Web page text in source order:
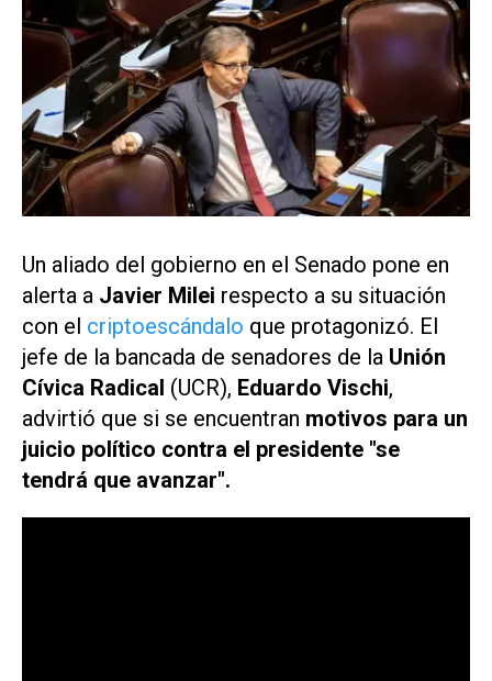
Un aliado del gobierno en el Senado pone en
alerta a Javier Milei respecto a su situación
con el criptoescándalo que protagonizó. El
jefe de la bancada de senadores de la Unión
Cívica Radical (UCR), Eduardo Vischi,
advirtió que si se encuentran motivos para un
juicio político contra el presidente "se
tendrá que avanzar".